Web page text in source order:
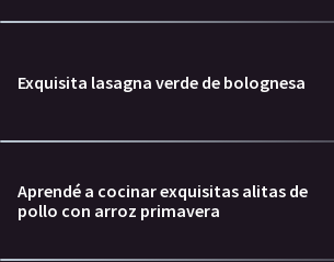
Exquisita lasagna verde de bolognesa
Aprendé a cocinar exquisitas alitas de
pollo con arroz primavera